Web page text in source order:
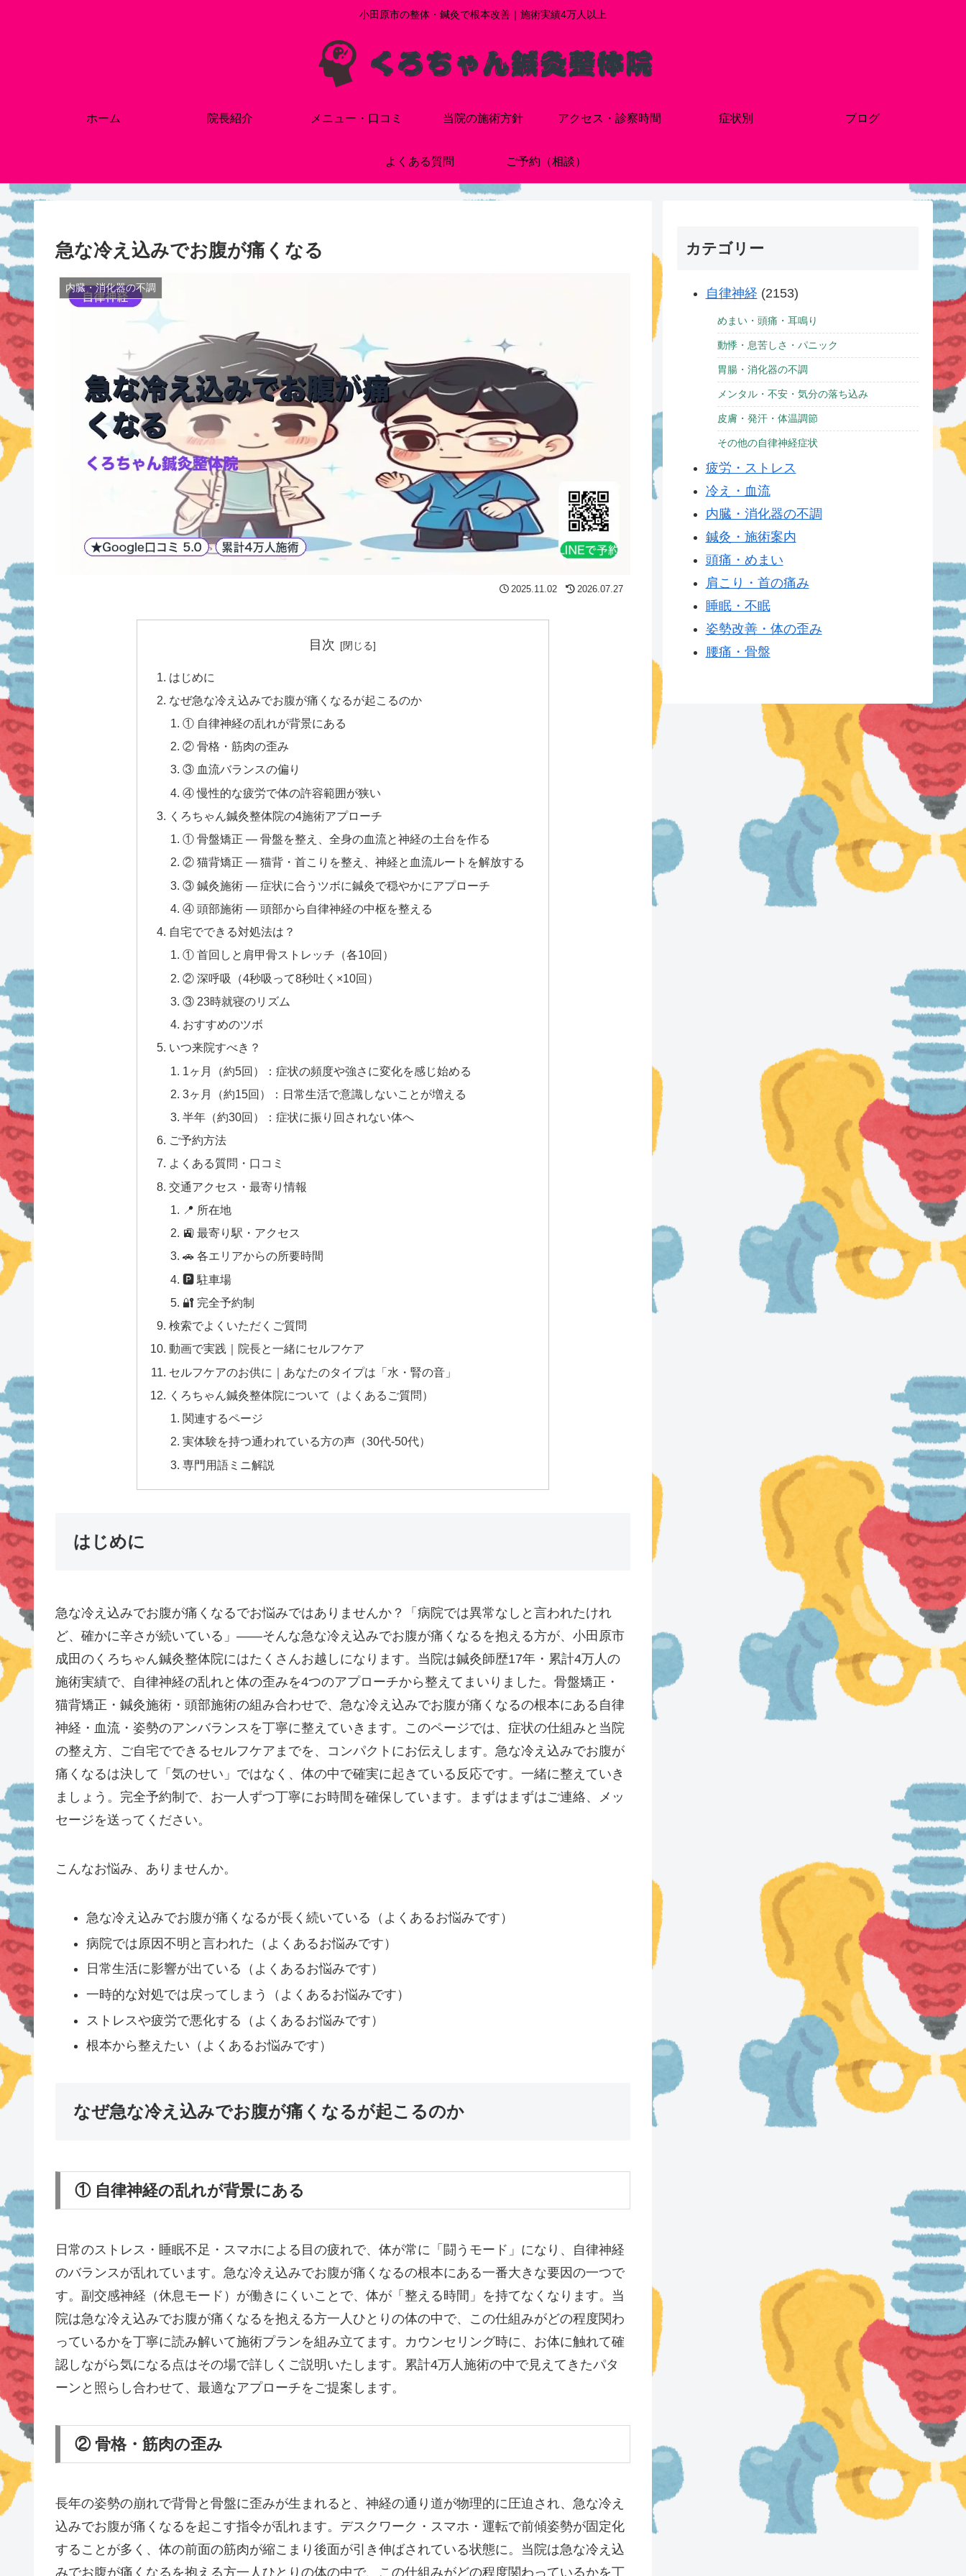
小田原市の整体・鍼灸で根本改善｜施術実績4万人以上
ホーム 院長紹介 メニュー・口コミ 当院の施術方針 アクセス・診察時間 症状別 ブログ
よくある質問 ご予約（相談）
急な冷え込みでお腹が痛くなる
内臓・消化器の不調
2025.11.02 2026.07.27
目次
はじめに
なぜ急な冷え込みでお腹が痛くなるが起こるのか
① 自律神経の乱れが背景にある
② 骨格・筋肉の歪み
③ 血流バランスの偏り
④ 慢性的な疲労で体の許容範囲が狭い
くろちゃん鍼灸整体院の4施術アプローチ
① 骨盤矯正 — 骨盤を整え、全身の血流と神経の土台を作る
② 猫背矯正 — 猫背・首こりを整え、神経と血流ルートを解放する
③ 鍼灸施術 — 症状に合うツボに鍼灸で穏やかにアプローチ
④ 頭部施術 — 頭部から自律神経の中枢を整える
自宅でできる対処法は？
① 首回しと肩甲骨ストレッチ（各10回）
② 深呼吸（4秒吸って8秒吐く×10回）
③ 23時就寝のリズム
おすすめのツボ
いつ来院すべき？
1ヶ月（約5回）：症状の頻度や強さに変化を感じ始める
3ヶ月（約15回）：日常生活で意識しないことが増える
半年（約30回）：症状に振り回されない体へ
ご予約方法
よくある質問・口コミ
交通アクセス・最寄り情報
📍 所在地
🚉 最寄り駅・アクセス
🚗 各エリアからの所要時間
🅿 駐車場
🔐 完全予約制
検索でよくいただくご質問
動画で実践｜院長と一緒にセルフケア
セルフケアのお供に｜あなたのタイプは「水・腎の音」
くろちゃん鍼灸整体院について（よくあるご質問）
関連するページ
実体験を持つ通われている方の声（30代-50代）
専門用語ミニ解説
はじめに
急な冷え込みでお腹が痛くなるでお悩みではありませんか？「病院では異常なしと言われたけれ
ど、確かに辛さが続いている」——そんな急な冷え込みでお腹が痛くなるを抱える方が、小田原市
成田のくろちゃん鍼灸整体院にはたくさんお越しになります。当院は鍼灸師歴17年・累計4万人の
施術実績で、自律神経の乱れと体の歪みを4つのアプローチから整えてまいりました。骨盤矯正・
猫背矯正・鍼灸施術・頭部施術の組み合わせで、急な冷え込みでお腹が痛くなるの根本にある自律
神経・血流・姿勢のアンバランスを丁寧に整えていきます。このページでは、症状の仕組みと当院
の整え方、ご自宅でできるセルフケアまでを、コンパクトにお伝えします。急な冷え込みでお腹が
痛くなるは決して「気のせい」ではなく、体の中で確実に起きている反応です。一緒に整えていき
ましょう。完全予約制で、お一人ずつ丁寧にお時間を確保しています。まずはまずはご連絡、メッ
セージを送ってください。
こんなお悩み、ありませんか。
急な冷え込みでお腹が痛くなるが長く続いている（よくあるお悩みです）
病院では原因不明と言われた（よくあるお悩みです）
日常生活に影響が出ている（よくあるお悩みです）
一時的な対処では戻ってしまう（よくあるお悩みです）
ストレスや疲労で悪化する（よくあるお悩みです）
根本から整えたい（よくあるお悩みです）
なぜ急な冷え込みでお腹が痛くなるが起こるのか
① 自律神経の乱れが背景にある
日常のストレス・睡眠不足・スマホによる目の疲れで、体が常に「闘うモード」になり、自律神経
のバランスが乱れています。急な冷え込みでお腹が痛くなるの根本にある一番大きな要因の一つで
す。副交感神経（休息モード）が働きにくいことで、体が「整える時間」を持てなくなります。当
院は急な冷え込みでお腹が痛くなるを抱える方一人ひとりの体の中で、この仕組みがどの程度関わ
っているかを丁寧に読み解いて施術プランを組み立てます。カウンセリング時に、お体に触れて確
認しながら気になる点はその場で詳しくご説明いたします。累計4万人施術の中で見えてきたパタ
ーンと照らし合わせて、最適なアプローチをご提案します。
② 骨格・筋肉の歪み
長年の姿勢の崩れで背骨と骨盤に歪みが生まれると、神経の通り道が物理的に圧迫され、急な冷え
込みでお腹が痛くなるを起こす指令が乱れます。デスクワーク・スマホ・運転で前傾姿勢が固定化
することが多く、体の前面の筋肉が縮こまり後面が引き伸ばされている状態に。当院は急な冷え込
みでお腹が痛くなるを抱える方一人ひとりの体の中で、この仕組みがどの程度関わっているかを丁
カテゴリー
自律神経 (2153)
めまい・頭痛・耳鳴り
動悸・息苦しさ・パニック
胃腸・消化器の不調
メンタル・不安・気分の落ち込み
皮膚・発汗・体温調節
その他の自律神経症状
疲労・ストレス
冷え・血流
内臓・消化器の不調
鍼灸・施術案内
頭痛・めまい
肩こり・首の痛み
睡眠・不眠
姿勢改善・体の歪み
腰痛・骨盤